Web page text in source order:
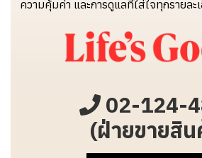
ความคุ้มค่า และการดูแลที่ใส่ใจทุกรายละ
02-124-
(ฝ่ายขายสิน